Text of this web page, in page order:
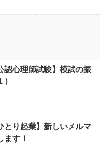
認心理師試験】模試の振
とり起業】新しいメルマ
ます！